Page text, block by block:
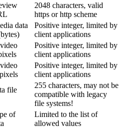
2048 characters, valid
https or http scheme
data
Positive integer, limited by
client applications
Positive integer, limited by
client applications
Positive integer, limited by
client applications
file
255 characters, may not be
compatible with legacy
file systems!
of
Limited to the list of
allowed values